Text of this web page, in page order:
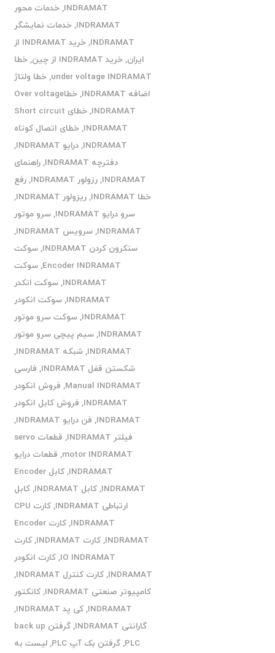
INDRAMAT
,خدمات محور
INDRAMAT
,خدمات نمایشگر
INDRAMAT
,
خرید INDRAMAT از
ایران,خرید INDRAMAT از چین ,خطا
under voltage INDRAMAT
,خطا ولتاژ
اضافه INDRAMAT
,
خطاOver voltage
INDRAMAT
,
خطای Short circuit
INDRAMAT
,خطای اتصال کوتاه
INDRAMAT
,درایو INDRAMAT
,
دفترچه INDRAMAT
,راهنمای
INDRAMAT
,رزولور INDRAMAT ,رفع
خطا INDRAMAT
,ریزولور INDRAMAT
,
سرو درایو INDRAMAT
,سرو موتور
INDRAMAT
,سرویس INDRAMAT
,
سنکرون کردن INDRAMAT
,سوکت
Encoder INDRAMAT
,سوکت
INDRAMAT
,سوکت انکدر
INDRAMAT
,سوکت انکودر
INDRAMAT
,سوکت سرو موتور
INDRAMAT
,سیم پیچی سرو موتور
INDRAMAT
,شبکه INDRAMAT
,
شکستن قفل INDRAMAT
, فارسی
Manual INDRAMAT
, فروش انکودر
INDRAMAT
, فروش کابل انکودر
INDRAMAT
, فن درایو INDRAMAT
,
فیلتر INDRAMAT
,
قطعات servo
motor INDRAMAT
, قطعات درایو
INDRAMAT
,
کابل Encoder
INDRAMAT
,کابل INDRAMAT ,کابل
ارتباطی INDRAMAT
,
کارت CPU
INDRAMAT
,
کارت Encoder
INDRAMAT
,کارت INDRAMAT ,کارت
IO INDRAMAT
,کارت انکودر
INDRAMAT
,کارت کنترل INDRAMAT
,
کامپیوتر صنعتی INDRAMAT
,کانکتور
INDRAMAT
,کی پد INDRAMAT
,
گارانتی INDRAMAT
,
گرفتن back up
PLC
,گرفتن بک آپ PLC ,لیست به